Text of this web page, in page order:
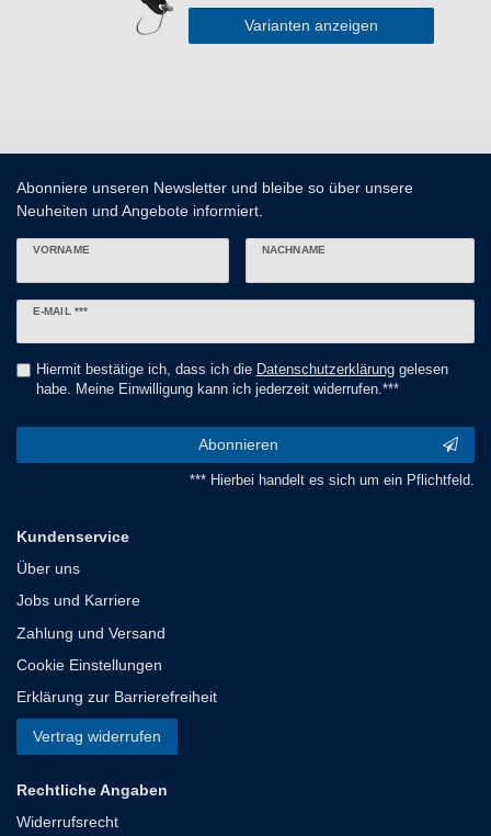
Varianten anzeigen
Abonniere unseren Newsletter und bleibe so über unsere
Neuheiten und Angebote informiert.
VORNAME NACHNAME
E-MAIL ***
Newsletter
Hiermit bestätige ich, dass ich die Daten­schutz­erklärunggelesen
habe. Meine Einwilligung kann ich jederzeit widerrufen.***
Abonnieren
*** Hierbei handelt es sich um ein Pflichtfeld.
Kundenservice
Über uns
Jobs und Karriere
Zahlung und Versand
Cookie Einstellungen
Erklärung zur Barrierefreiheit
Vertrag widerrufen
Rechtliche Angaben
Widerrufsrecht